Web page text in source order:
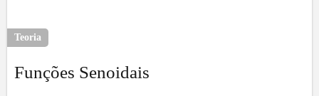
Teoria
Funções Senoidais